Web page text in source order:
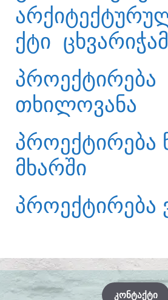
ᲥᲢᲘ
ᲞᲠᲝᲔᲥᲢᲘᲠᲔᲑᲐ
ᲗᲮᲘᲚᲝᲕᲐᲜᲐ
ᲞᲠᲝᲔᲥᲢᲘᲠᲔᲑᲐ
ᲛᲮᲐᲠᲨᲘ
ᲞᲠᲝᲔᲥᲢᲘᲠᲔᲑᲐ
ᲙᲝᲜᲢᲐᲥᲢᲘ